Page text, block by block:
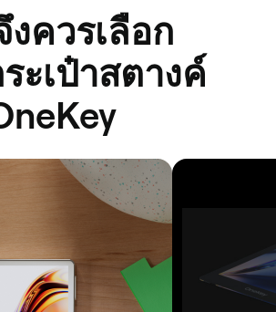
งควรเลือก
ะเป๋าสตางค์